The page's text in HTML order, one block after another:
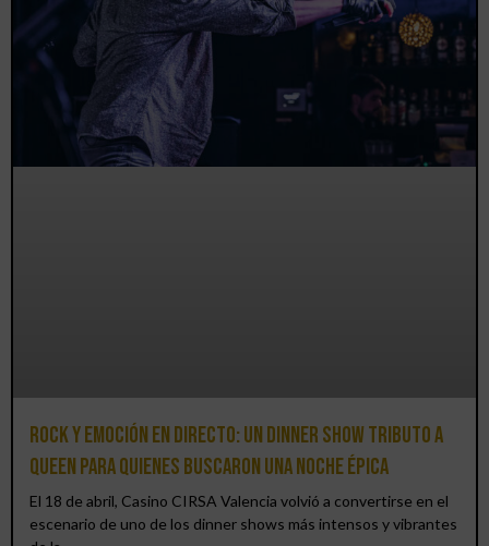
Rock y emoción en directo: un Dinner Show Tributo a
Queen para quienes buscaron una noche épica
El 18 de abril, Casino CIRSA Valencia volvió a convertirse en el
escenario de uno de los dinner shows más intensos y vibrantes